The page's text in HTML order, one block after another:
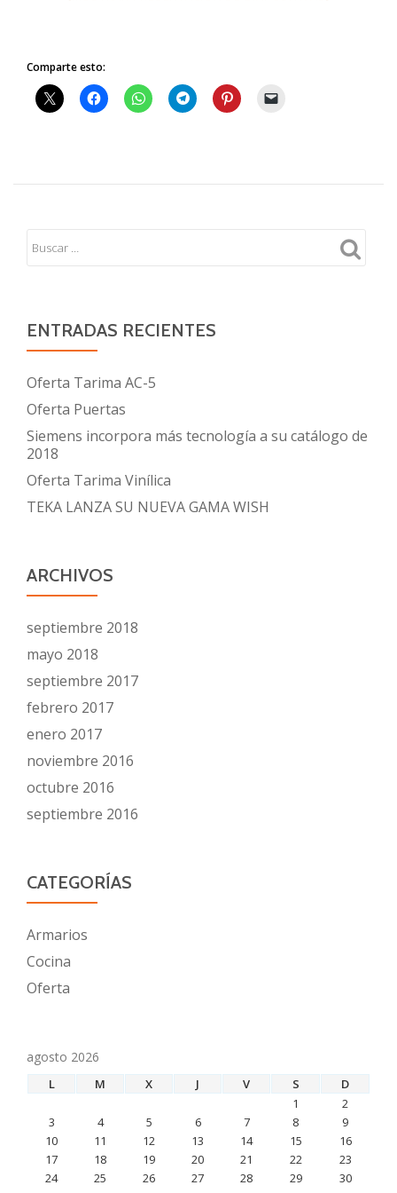
Comparte esto:
ENTRADAS RECIENTES
Oferta Tarima AC-5
Oferta Puertas
Siemens incorpora más tecnología a su catálogo de
2018
Oferta Tarima Vinílica
TEKA LANZA SU NUEVA GAMA WISH
ARCHIVOS
septiembre 2018
mayo 2018
septiembre 2017
febrero 2017
enero 2017
noviembre 2016
octubre 2016
septiembre 2016
CATEGORÍAS
Armarios
Cocina
Oferta
agosto 2026
L M X J V S
D
1
2
3
4 5 6 7 8
9
10
11 12 13 14 15
16
17
18 19 20 21 22
23
24
25 26 27 28 29
30